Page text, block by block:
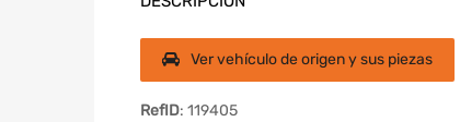
Ver vehículo de origen y sus piezas
RefID: 119405